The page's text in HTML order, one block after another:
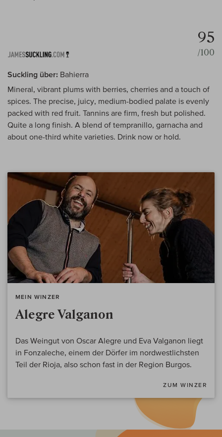
95
/100
Suckling über: Bahierra
Mineral, vibrant plums with berries, cherries and a touch of
spices. The precise, juicy, medium-bodied palate is evenly
packed with red fruit. Tannins are firm, fresh but polished.
Quite a long finish. A blend of tempranillo, garnacha and
about one-third white varieties. Drink now or hold.
MEIN WINZER
Alegre Valganon
Das Weingut von Oscar Alegre und Eva Valganon liegt
in Fonzaleche, einem der Dörfer im nordwestlichsten
Teil der Rioja, also schon fast in der Region Burgos.
ZUM WINZER